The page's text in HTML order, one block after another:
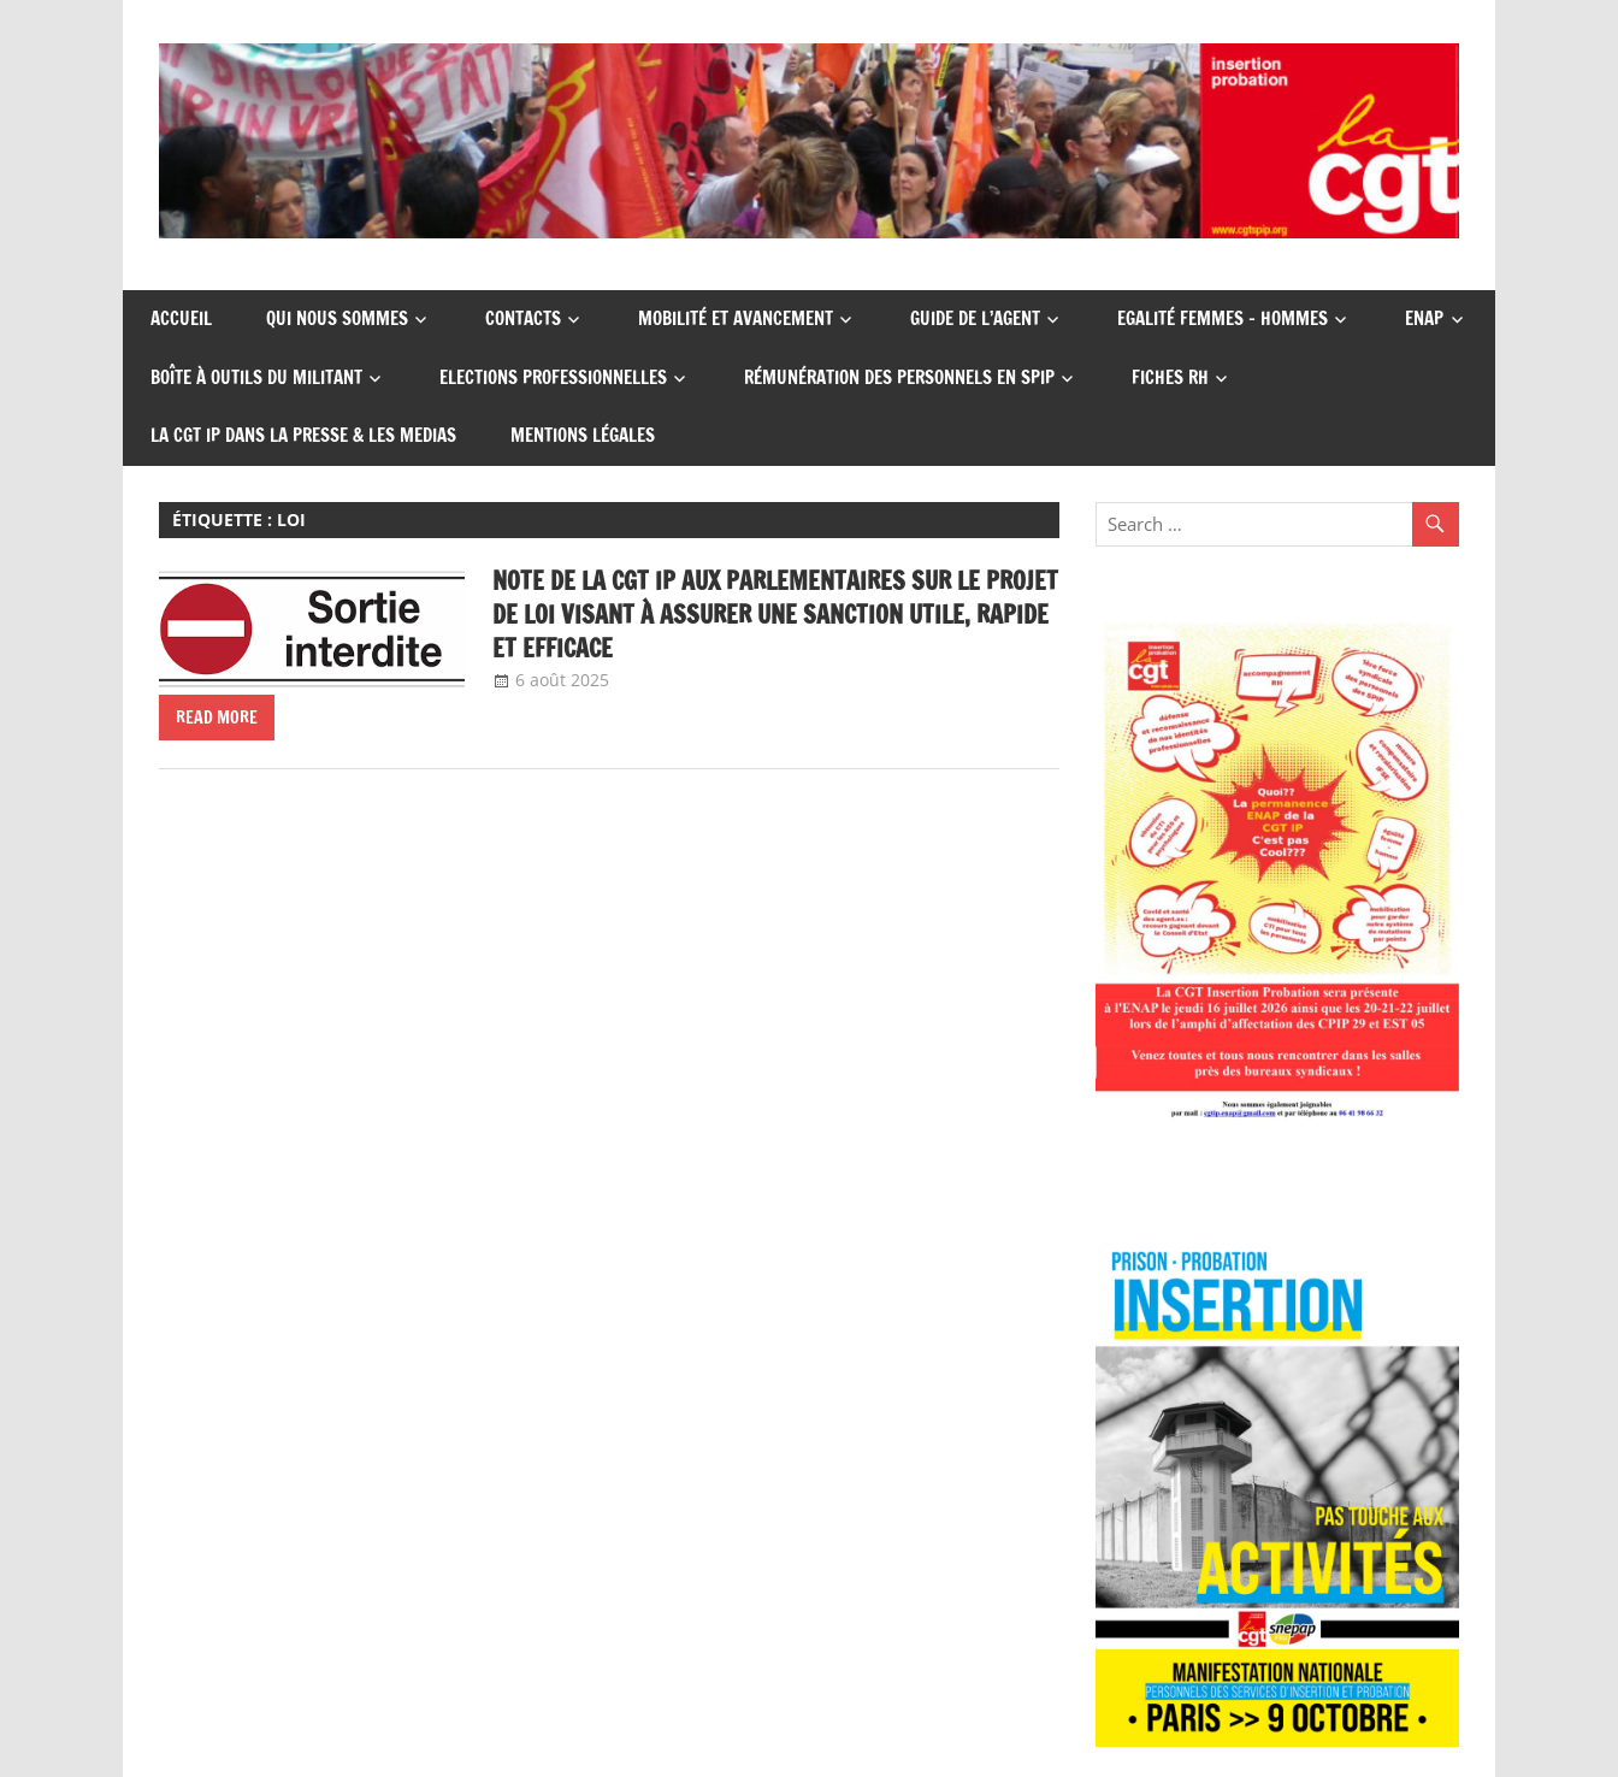
content
CGT
insertion
probation
de
syndicats
insertion
ACCUEIL QUI NOUS SOMMES CONTACTS MOBILITÉ ET AVANCEMENT GUIDE DE L’AGENT EGALITÉ FEMMES – HOMMES ENAP
BOÎTE À OUTILS DU MILITANT ELECTIONS PROFESSIONNELLES RÉMUNÉRATION DES PERSONNELS EN SPIP FICHES RH
LA CGT IP DANS LA PRESSE & LES MEDIAS MENTIONS LÉGALES
ÉTIQUETTE : LOI
NOTE DE LA CGT IP AUX PARLEMENTAIRES SUR LE PROJET
DE LOI VISANT À ASSURER UNE SANCTION UTILE, RAPIDE
ET EFFICACE
6 août 2025
READ MORE